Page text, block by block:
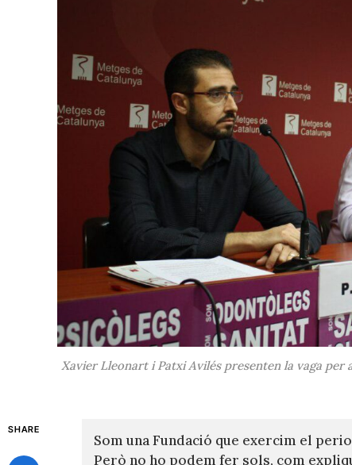
Xavier Lleonart i Patxi Avilés presenten la vaga
SHARE
Som una Fundació que exercim el
Però no ho podem fer sols, com